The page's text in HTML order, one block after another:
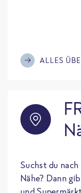
ALLES
Suchst du
Nähe? Dann